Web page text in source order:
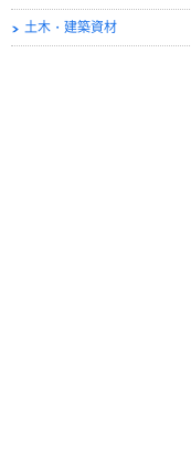
土木・建築資材